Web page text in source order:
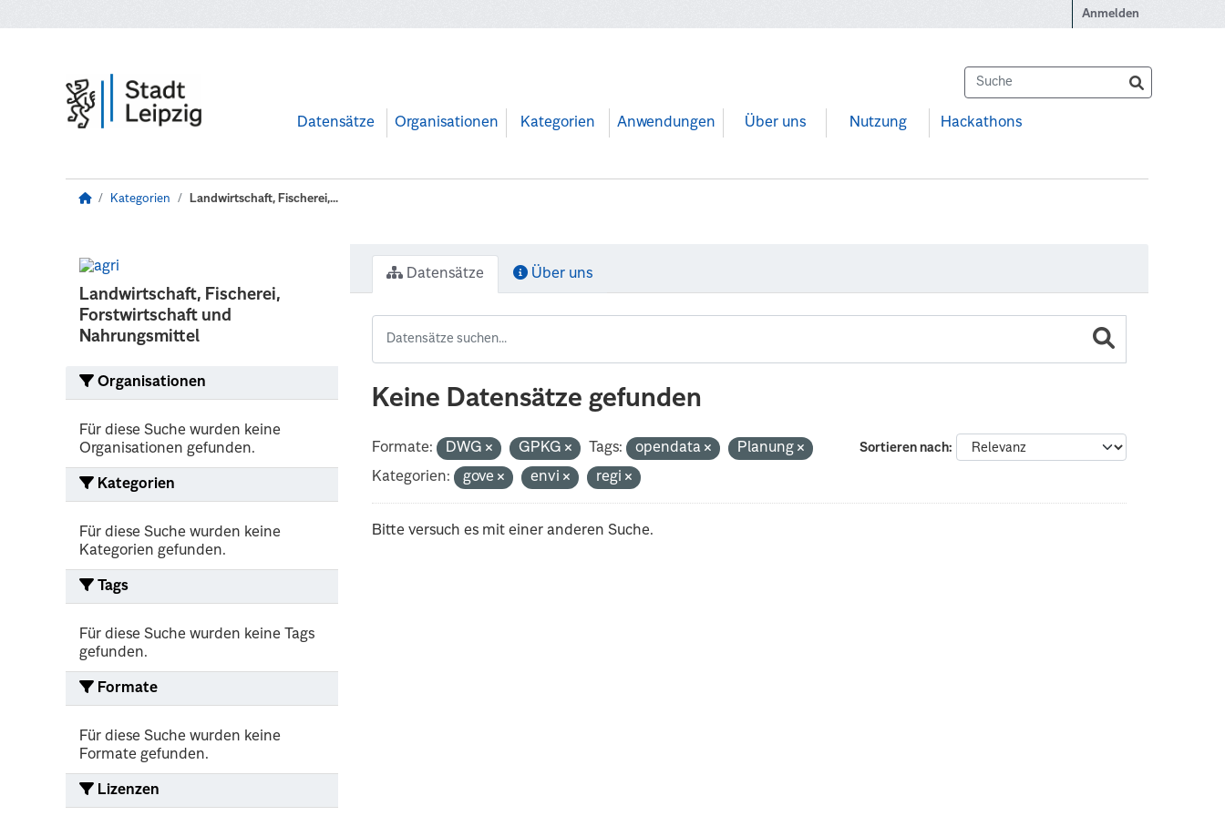
Anmelden
Datensätze Organisationen Kategorien Anwendungen Über uns Nutzung Hackathons
Kategorien Landwirtschaft, Fischerei,...
Landwirtschaft, Fischerei,
Forstwirtschaft und
Nahrungsmittel
Organisationen
Für diese Suche wurden keine
Organisationen gefunden.
Kategorien
Für diese Suche wurden keine
Kategorien gefunden.
Tags
Für diese Suche wurden keine Tags
gefunden.
Formate
Für diese Suche wurden keine
Formate gefunden.
Lizenzen
Datensätze Über uns
Keine Datensätze gefunden
Sortieren nach
Formate: DWG GPKG Tags: opendata
Planung
Kategorien:
gove envi regi
Bitte versuch es mit einer anderen Suche.